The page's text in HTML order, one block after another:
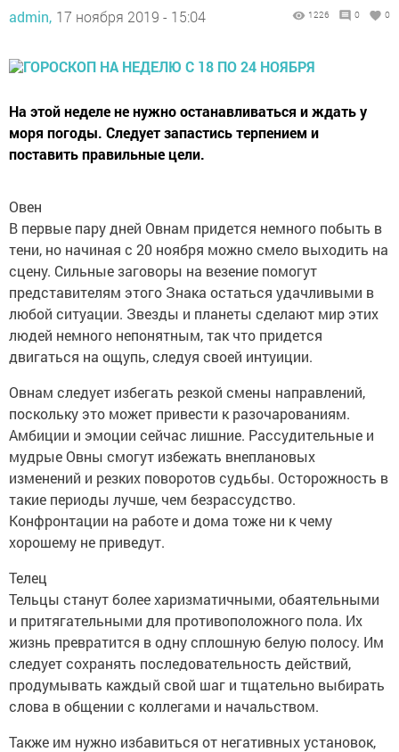
admin, 17 ноября 2019 - 15:04 1226 0 0
На этой неделе не нужно останавливаться и ждать у
моря погоды. Следует запастись терпением и
поставить правильные цели.
Овен
В первые пару дней Овнам придется немного побыть в
тени, но начиная с 20 ноября можно смело выходить на
сцену. Сильные заговоры на везение помогут
представителям этого Знака остаться удачливыми в
любой ситуации. Звезды и планеты сделают мир этих
людей немного непонятным, так что придется
двигаться на ощупь, следуя своей интуиции.
Овнам следует избегать резкой смены направлений,
поскольку это может привести к разочарованиям.
Амбиции и эмоции сейчас лишние. Рассудительные и
мудрые Овны смогут избежать внеплановых
изменений и резких поворотов судьбы. Осторожность в
такие периоды лучше, чем безрассудство.
Конфронтации на работе и дома тоже ни к чему
хорошему не приведут.
Телец
Тельцы станут более харизматичными, обаятельными
и притягательными для противоположного пола. Их
жизнь превратится в одну сплошную белую полосу. Им
следует сохранять последовательность действий,
продумывать каждый свой шаг и тщательно выбирать
слова в общении с коллегами и начальством.
Также им нужно избавиться от негативных установок,